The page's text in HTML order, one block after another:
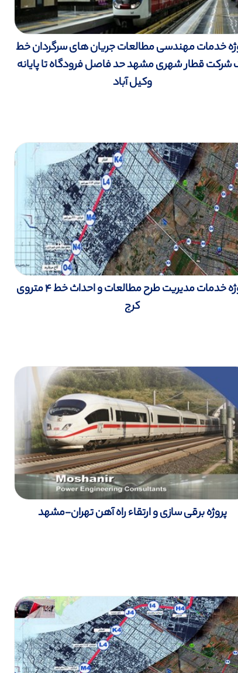
خدمات مهندسی مطالعات جریان های سرگردان خط
شرکت قطار شهری مشهد حد فاصل فرودگاه تا پایانه
وکیل آباد
پروژه خدمات مدیریت طرح مطالعات و احداث خط 4 متروی
کرج
پروژه برقی سازی و ارتقاء راه آهن تهران-مشهد